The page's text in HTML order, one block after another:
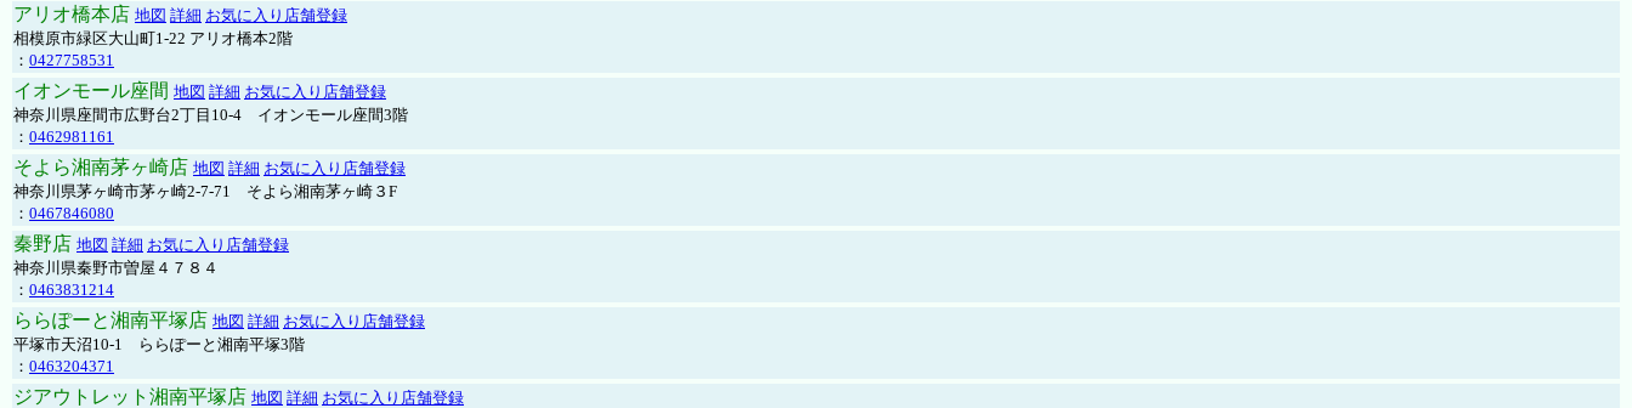
アリオ橋本店 地図 詳細 お気に入り店舗登録
相模原市緑区大山町1-22 アリオ橋本2階
： 0427758531
イオンモール座間 地図 詳細 お気に入り店舗登録
神奈川県座間市広野台2丁目10-4 イオンモール座間3階
： 0462981161
そよら湘南茅ヶ崎店 地図 詳細 お気に入り店舗登録
神奈川県茅ヶ崎市茅ヶ崎2‐7‐71 そよら湘南茅ヶ崎３F
： 0467846080
秦野店 地図 詳細 お気に入り店舗登録
神奈川県秦野市曽屋４７８４
： 0463831214
ららぽーと湘南平塚店 地図 詳細 お気に入り店舗登録
平塚市天沼10-1 ららぽーと湘南平塚3階
： 0463204371
ジアウトレット湘南平塚店 地図 詳細 お気に入り店舗登録